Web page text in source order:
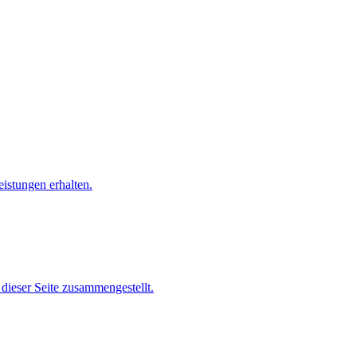
erhalten.
Seite zusammengestellt.